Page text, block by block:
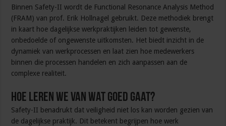
Binnen Safety-II wordt de Functional Resonance Analysis Method
(FRAM) van prof. Erik Hollnagel gebruikt. Deze methodiek brengt
in kaart hoe dagelijkse werkpraktijken leiden tot gewenste,
onbedoelde of ongewenste uitkomsten. Het biedt inzicht in de
dynamiek van werkprocessen en laat zien hoe medewerkers
binnen die processen handelen en zich aanpassen aan de
complexe realiteit.
Hoe leren we van wat goed gaat?
Safety-II benadrukt dat veiligheid niet los kan worden gezien van
de dagelijkse praktijk. Dit betekent begrijpen hoe werk